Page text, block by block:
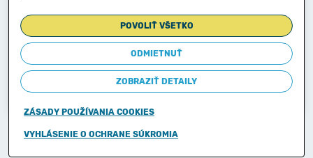
Zostavená dňa:
18.03.2014
Schválená dňa:
-
POVOLIŤ VŠETKO
ODMIETNUŤ
ZOBRAZIŤ DETAILY
ZÁSADY POUŽÍVANIA COOKIES
VYHLÁSENIE O OCHRANE SÚKROMIA
Copyright © 2011-2026